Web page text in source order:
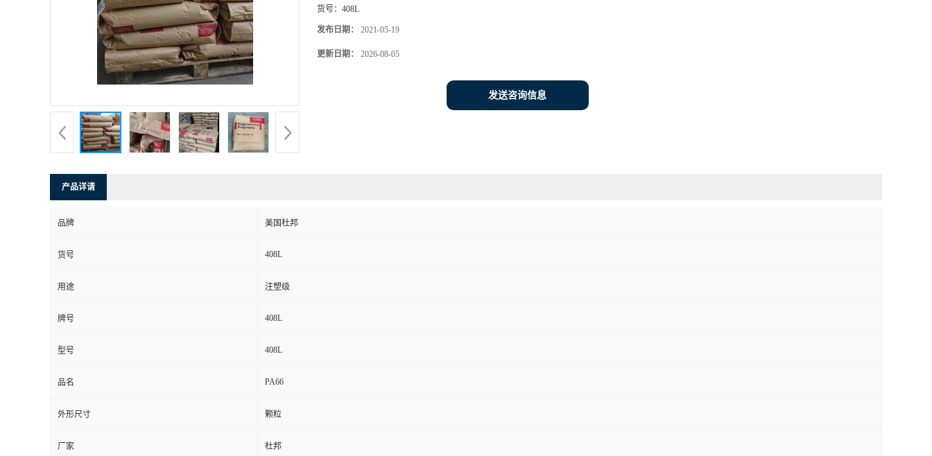
货号： 408L
发布日期： 2021-05-19
更新日期： 2026-08-05
发送咨询信息
产品详请
品牌 美国杜邦
货号 408L
用途 注塑级
牌号 408L
型号 408L
品名 PA66
外形尺寸 颗粒
厂家 杜邦